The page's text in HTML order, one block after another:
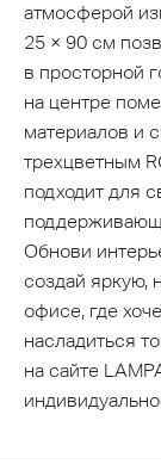
атмосферой
25 × 90 см
в просторной
на центре
материалов и
трехцветным
подходит для
Обнови
создай яркую,
офисе, где
насладиться
на сайте